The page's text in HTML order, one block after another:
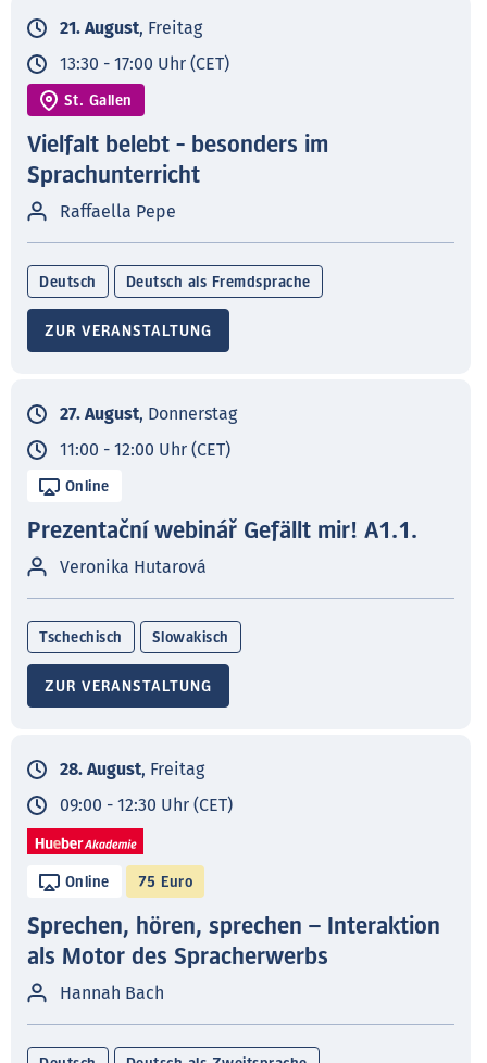
21. August, Freitag
13:30 - 17:00 Uhr (CET)
St. Gallen
Vielfalt belebt - besonders im
Sprachunterricht
Raffaella Pepe
Deutsch Deutsch als Fremdsprache
ZUR VERANSTALTUNG
27. August, Donnerstag
11:00 - 12:00 Uhr (CET)
Online
Prezentační webinář Gefällt mir! A1.1.
Veronika Hutarová
Tschechisch Slowakisch
ZUR VERANSTALTUNG
28. August, Freitag
09:00 - 12:30 Uhr (CET)
Online 75 Euro
Sprechen, hören, sprechen – Interaktion
als Motor des Spracherwerbs
Hannah Bach